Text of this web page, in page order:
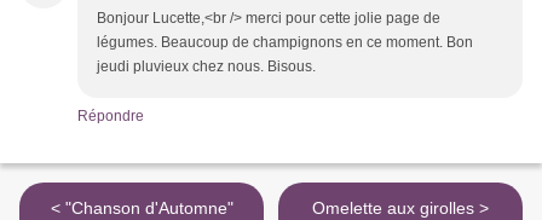
Bonjour Lucette,<br /> merci pour cette jolie page de
légumes. Beaucoup de champignons en ce moment. Bon
jeudi pluvieux chez nous. Bisous.
Répondre
< "Chanson d'Automne"
Omelette aux girolles >